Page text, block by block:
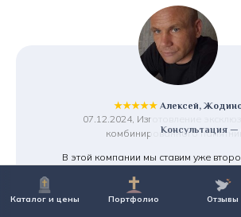
Каталог и цены Портфолио Отзывы
Консультация —
★★★★★ Алексей,
07.12.2024, Изготовление
комбинированного
В этой компании мы ставим уже
отношение к делу ее сотрудников. У
золотые руки. Работа была не совсем